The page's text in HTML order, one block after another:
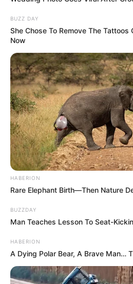
BUZZ DAY
She Chose To Remove The Tattoos
Now
HABERION
Rare Elephant Birth—Then Nature
BUZZDAY
Man Teaches Lesson To Seat-
HABERION
A Dying Polar Bear, A Brave Man…